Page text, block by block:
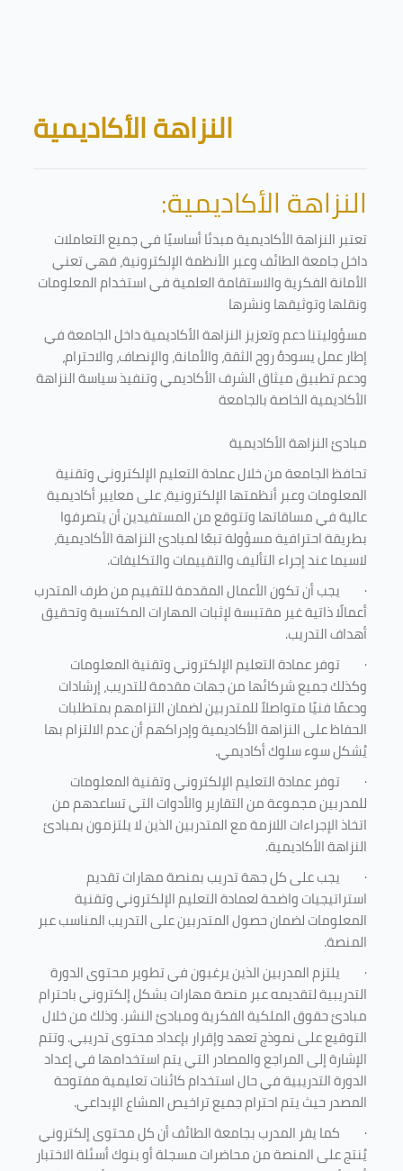
Blocks
النزاهة الأكاديمية
النزاهة الأكاديمية:
تعتبر النزاهة الأكاديمية مبدئا أساسيًا في جميع التعاملات
داخل جامعة الطائف وعبر الأنظمة الإلكترونية، فهي تعني
الأمانة الفكرية والاستقامة العلمية في استخدام المعلومات
ونقلها وتوثيقها ونشرها
مسؤوليتنا دعم وتعزيز النزاهة الأكاديمية داخل الجامعة في
إطار عمل يسودهُ روح الثقة، والأمانة، والإنصاف، والاحترام،
ودعم تطبيق ميثاق الشرف الأكاديمي وتنفيذ سياسة النزاهة
الأكاديمية الخاصة بالجامعة
مبادئ النزاهة الأكاديمية
تحافظ الجامعة من خلال عمادة التعليم الإلكتروني وتقنية
المعلومات وعبر أنظمتها الإلكترونية، على معايير أكاديمية
عالية في مساقاتها وتتوقع من المستفيدين أن يتصرفوا
بطريقة احترافية مسؤولة تبعًا لمبادئ النزاهة الأكاديمية،
لاسيما عند إجراء التأليف والتقييمات والتكليفات.
· يجب أن تكون الأعمال المقدمة للتقييم من طرف المتدرب
أعمالًا ذاتية غير مقتبسة لإثبات المهارات المكتسبة وتحقيق
أهداف التدريب.
· توفر عمادة التعليم الإلكتروني وتقنية المعلومات
وكذلك جميع شركائها من جهات مقدمة للتدريب، إرشادات
ودعمًا فنيًا متواصلاً للمتدربين لضمان التزامهم بمتطلبات
الحفاظ على النزاهة الأكاديمية وإدراكهم أن عدم الالتزام بها
يُشكل سوء سلوك أكاديمي.
· توفر عمادة التعليم الإلكتروني وتقنية المعلومات
للمدربين مجموعة من التقارير والأدوات التي تساعدهم من
اتخاذ الإجراءات اللازمة مع المتدربين الذين لا يلتزمون بمبادئ
النزاهة الأكاديمية.
· يجب على كل جهة تدريب بمنصة مهارات تقديم
استراتيجيات واضحة لعمادة التعليم الإلكتروني وتقنية
المعلومات لضمان حصول المتدربين على التدريب المناسب عبر
المنصة.
· يلتزم المدربين الذين يرغبون في تطوير محتوى الدورة
التدريبية لتقديمه عبر منصة مهارات بشكل إلكتروني باحترام
مبادئ حقوق الملكية الفكرية ومبادئ النشر. وذلك من خلال
التوقيع على نموذج تعهد وإقرار بإعداد محتوى تدريبي. وتتم
الإشارة إلى المراجع والمصادر التي يتم استخدامها في إعداد
الدورة التدريبية في حال استخدام كائنات تعليمية مفتوحة
المصدر حيث يتم احترام جميع تراخيص المشاع الإبداعي.
· كما يقر المدرب بجامعة الطائف أن كل محتوى إلكتروني
يُنتج على المنصة من محاضرات مسجلة أو بنوك أسئلة الاختبار